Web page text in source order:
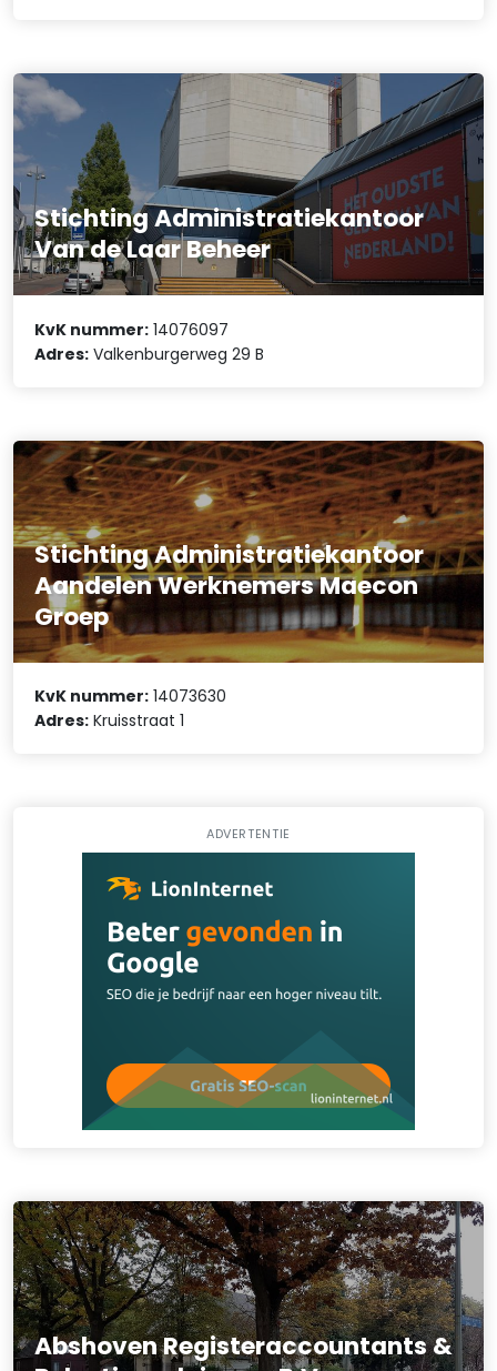
Stichting Administratiekantoor
Van de Laar Beheer
KvK nummer: 14076097
Adres: Valkenburgerweg 29 B
Stichting Administratiekantoor
Aandelen Werknemers Maecon
Groep
KvK nummer: 14073630
Adres: Kruisstraat 1
ADVERTENTIE
Abshoven Registeraccountants &